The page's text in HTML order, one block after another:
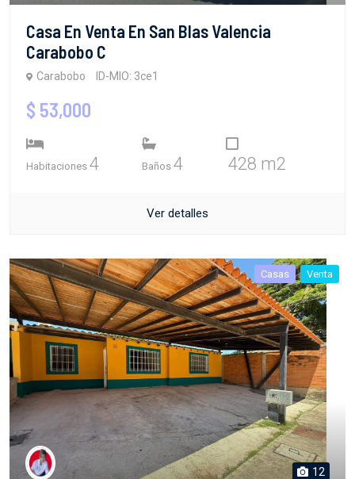
Casa En Venta En San Blas Valencia
Carabobo C
Carabobo ID-MIO: 3ce1
$ 53,000
Habitaciones 4 Baños 4 428 m2
Ver detalles
Casas Venta
12